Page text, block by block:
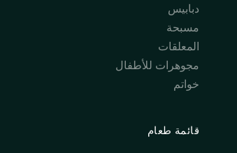
دبابيس
مسبحة
المعلقات
مجوهرات للأطفال
خواتم
قائمة طعام